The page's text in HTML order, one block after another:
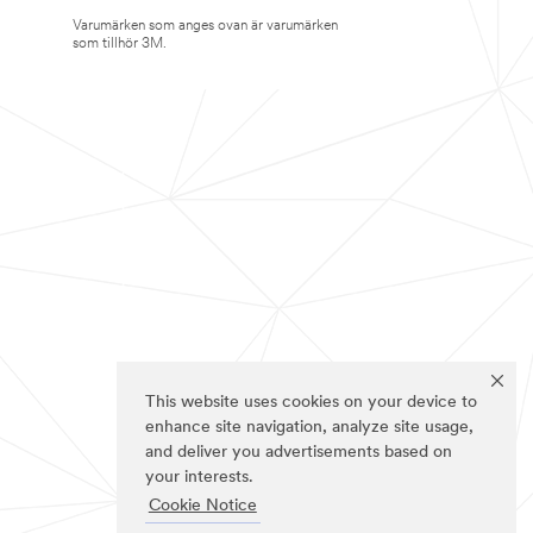
This website uses cookies on your device to
enhance site navigation, analyze site usage,
and deliver you advertisements based on
your interests.
Cookie Notice
Varumärken som anges ovan är varumärken
som tillhör 3M.